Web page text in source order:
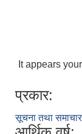
It appears
प्रकार:
सूचना तथा समाचार